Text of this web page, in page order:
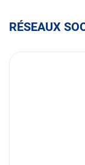
RÉSEAUX